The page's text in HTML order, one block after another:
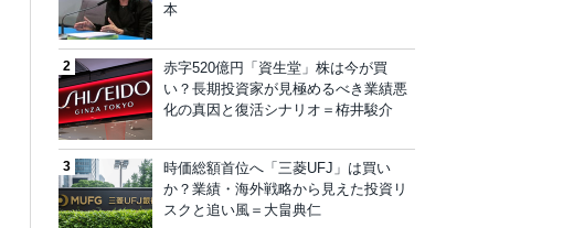
本
赤字520億円「資生堂」株は今が買
い？長期投資家が見極めるべき業績悪
化の真因と復活シナリオ＝栫井駿介
時価総額首位へ「三菱UFJ」は買い
か？業績・海外戦略から見えた投資リ
スクと追い風＝大畠典仁